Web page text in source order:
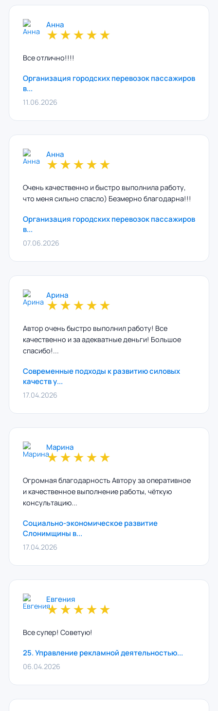
Анна
★★★★★
Все отлично!!!!
Организация городских перевозок пассажиров
в...
11.06.2026
Анна
★★★★★
Очень качественно и быстро выполнила работу,
что меня сильно спасло) Безмерно благодарна!!!
Организация городских перевозок пассажиров
в...
07.06.2026
Арина
★★★★★
Автор очень быстро выполнил работу! Все
качественно и за адекватные деньги! Большое
спасибо!...
Современные подходы к развитию силовых
качеств у...
17.04.2026
Марина
★★★★★
Огромная благодарность Автору за оперативное
и качественное выполнение работы, чёткую
консультацию...
Социально-экономическое развитие
Слонимщины в...
17.04.2026
Евгения
★★★★★
Все супер! Советую!
25. Управление рекламной деятельностью...
06.04.2026